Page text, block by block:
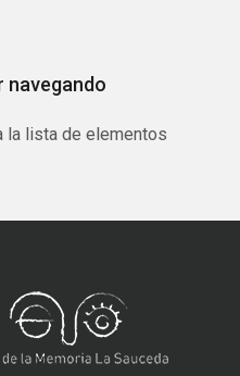
navegando
la lista de elementos